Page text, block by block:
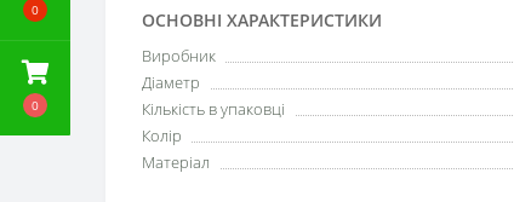
0
0
ОСНОВНІ ХАРАКТЕРИСТИКИ
Виробник
Діаметр
Кількість в упаковці
Колір
Матеріал